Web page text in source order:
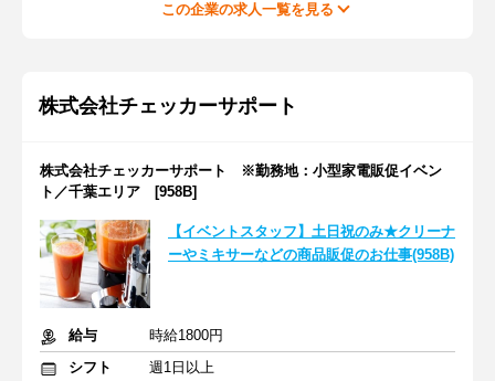
この企業の求人一覧を見る
株式会社チェッカーサポート
株式会社チェッカーサポート ※勤務地：小型家電販促イベン
ト／千葉エリア [958B]
【イベントスタッフ】土日祝のみ★クリーナ
ーやミキサーなどの商品販促のお仕事(958B)
給与
時給1800円
シフト
週1日以上